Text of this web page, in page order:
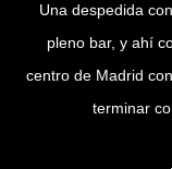
Una despedida
pleno bar, y ahí
centro de Madrid
terminar